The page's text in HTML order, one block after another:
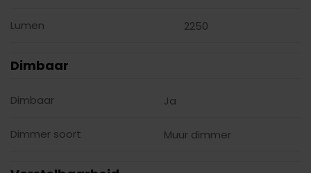
Lumen 2250
Dimbaar
Dimbaar Ja
Dimmer soort Muur dimmer